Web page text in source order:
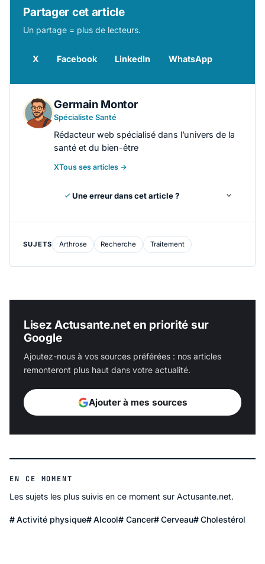
Partager cet article
Un partage = plus de lecteurs.
X Facebook LinkedIn WhatsApp
Germain Montor
Spécialiste Santé
Rédacteur web spécialisé dans l’univers de la
santé et du bien-être
XTous ses articles →
Une erreur dans cet article ?
SUJETS Arthrose Recherche Traitement
Lisez Actusante.net en priorité sur
Google
Ajoutez-nous à vos sources préférées : nos articles
remonteront plus haut dans votre actualité.
Ajouter à mes sources
EN CE MOMENT
Les sujets les plus suivis en ce moment sur Actusante.net.
Activité physique Alcool Cancer Cerveau Cholestérol